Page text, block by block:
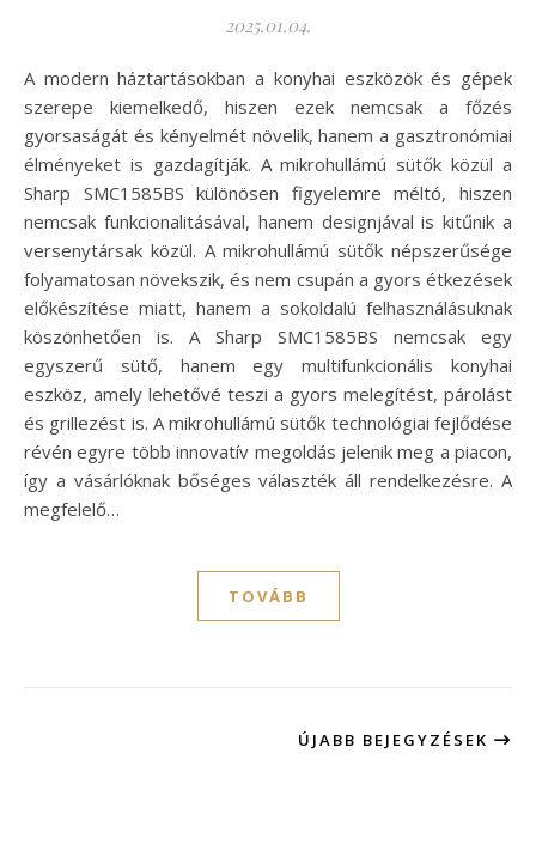
2025.01.04.
A modern háztartásokban a konyhai eszközök és gépek
szerepe kiemelkedő, hiszen ezek nemcsak a főzés
gyorsaságát és kényelmét növelik, hanem a gasztronómiai
élményeket is gazdagítják. A mikrohullámú sütők közül a
Sharp SMC1585BS különösen figyelemre méltó, hiszen
nemcsak funkcionalitásával, hanem designjával is kitűnik a
versenytársak közül. A mikrohullámú sütők népszerűsége
folyamatosan növekszik, és nem csupán a gyors étkezések
előkészítése miatt, hanem a sokoldalú felhasználásuknak
köszönhetően is. A Sharp SMC1585BS nemcsak egy
egyszerű sütő, hanem egy multifunkcionális konyhai
eszköz, amely lehetővé teszi a gyors melegítést, párolást
és grillezést is. A mikrohullámú sütők technológiai fejlődése
révén egyre több innovatív megoldás jelenik meg a piacon,
így a vásárlóknak bőséges választék áll rendelkezésre. A
megfelelő…
TOVÁBB
ÚJABB BEJEGYZÉSEK